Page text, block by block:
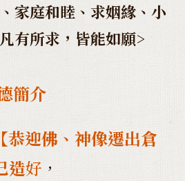
家庭和睦、求姻緣、小
有所求，皆能如願>
簡介
【恭迎佛、神像遷出倉
造好 ，